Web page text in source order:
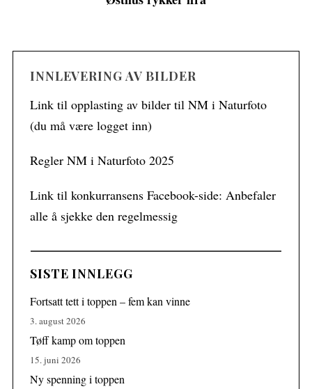
INNLEVERING AV BILDER
Link til opplasting av bilder til NM i Naturfoto
(du må være logget inn)
Regler NM i Naturfoto 2025
Link til konkurransens Facebook-side: Anbefaler
alle å sjekke den regelmessig
SISTE INNLEGG
Fortsatt tett i toppen – fem kan vinne
3. august 2026
Tøff kamp om toppen
15. juni 2026
Ny spenning i toppen